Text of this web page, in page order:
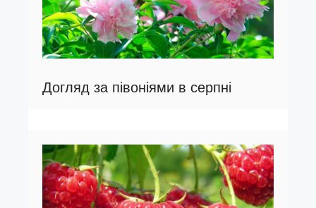
Догляд за півоніями в серпні